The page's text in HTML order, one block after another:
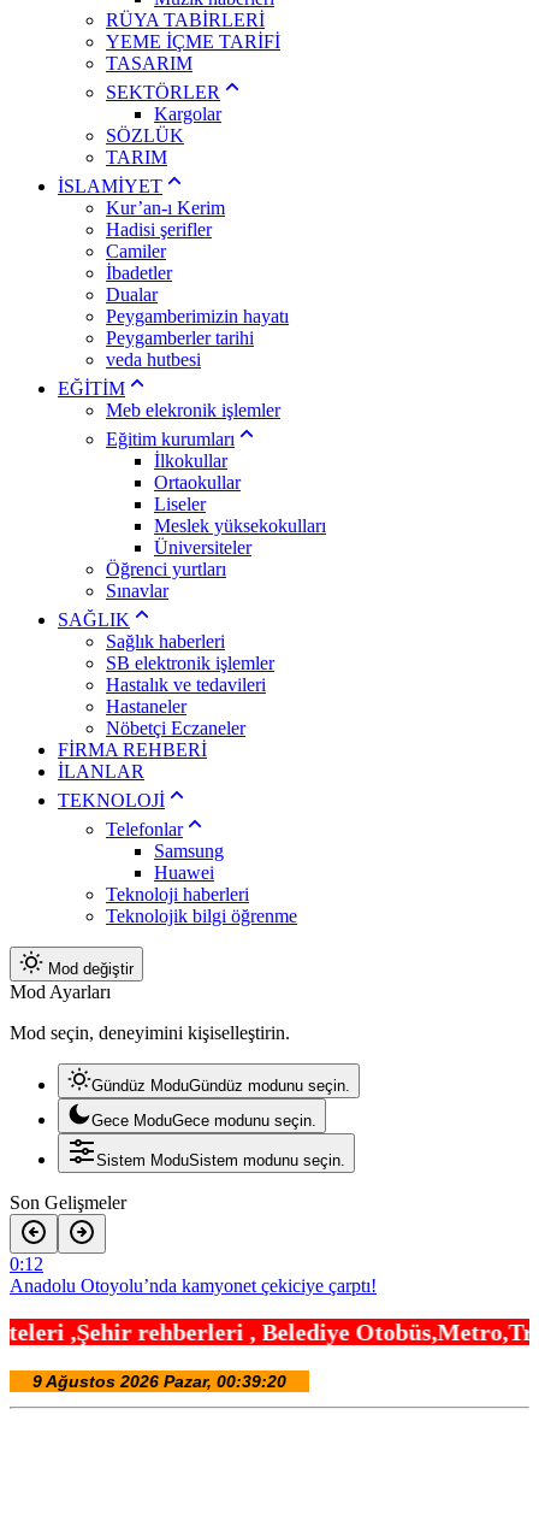
RÜYA TABİRLERİ
YEME İÇME TARİFİ
TASARIM
SEKTÖRLER
Kargolar
SÖZLÜK
TARIM
İSLAMİYET
Kur’an-ı Kerim
Hadisi şerifler
Camiler
İbadetler
Dualar
Peygamberimizin hayatı
Peygamberler tarihi
veda hutbesi
EĞİTİM
Meb elekronik işlemler
Eğitim kurumları
İlkokullar
Ortaokullar
Liseler
Meslek yüksekokulları
Üniversiteler
Öğrenci yurtları
Sınavlar
SAĞLIK
Sağlık haberleri
SB elektronik işlemler
Hastalık ve tedavileri
Hastaneler
Nöbetçi Eczaneler
FİRMA REHBERİ
İLANLAR
TEKNOLOJİ
Telefonlar
Samsung
Huawei
Teknoloji haberleri
Teknolojik bilgi öğrenme
Mod değiştir
Mod Ayarları
Mod seçin, deneyimini kişiselleştirin.
Gündüz ModuGündüz modunu seçin.
Gece ModuGece modunu seçin.
Sistem ModuSistem modunu seçin.
Son Gelişmeler
0:12
Anadolu Otoyolu’nda kamyonet çekiciye çarptı!
Ganita Akşamları’nda büyük coşku
19:12
Kırsal yollara neşter
18:42
Denizli’de 160 milyon TL’lik alt ve üstyapı yatırımı
rehberleri , Belediye Otobüs,Metro,Tren